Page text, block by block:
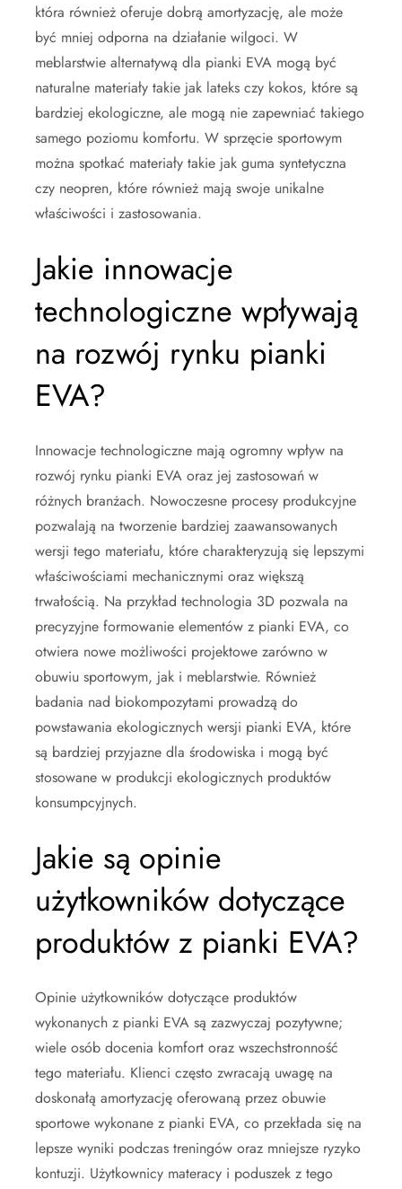
która również oferuje dobrą amortyzację, ale może
być mniej odporna na działanie wilgoci. W
meblarstwie alternatywą dla pianki EVA mogą być
naturalne materiały takie jak lateks czy kokos, które są
bardziej ekologiczne, ale mogą nie zapewniać takiego
samego poziomu komfortu. W sprzęcie sportowym
można spotkać materiały takie jak guma syntetyczna
czy neopren, które również mają swoje unikalne
właściwości i zastosowania.
Jakie innowacje
technologiczne wpływają
na rozwój rynku pianki
EVA?
Innowacje technologiczne mają ogromny wpływ na
rozwój rynku pianki EVA oraz jej zastosowań w
różnych branżach. Nowoczesne procesy produkcyjne
pozwalają na tworzenie bardziej zaawansowanych
wersji tego materiału, które charakteryzują się lepszymi
właściwościami mechanicznymi oraz większą
trwałością. Na przykład technologia 3D pozwala na
precyzyjne formowanie elementów z pianki EVA, co
otwiera nowe możliwości projektowe zarówno w
obuwiu sportowym, jak i meblarstwie. Również
badania nad biokompozytami prowadzą do
powstawania ekologicznych wersji pianki EVA, które
są bardziej przyjazne dla środowiska i mogą być
stosowane w produkcji ekologicznych produktów
konsumpcyjnych.
Jakie są opinie
użytkowników dotyczące
produktów z pianki EVA?
Opinie użytkowników dotyczące produktów
wykonanych z pianki EVA są zazwyczaj pozytywne;
wiele osób docenia komfort oraz wszechstronność
tego materiału. Klienci często zwracają uwagę na
doskonałą amortyzację oferowaną przez obuwie
sportowe wykonane z pianki EVA, co przekłada się na
lepsze wyniki podczas treningów oraz mniejsze ryzyko
kontuzji. Użytkownicy materacy i poduszek z tego